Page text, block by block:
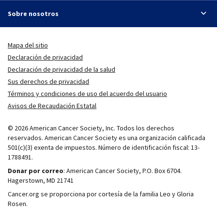
Sobre nosotros
Mapa del sitio
Declaración de privacidad
Declaración de privacidad de la salud
Sus derechos de privacidad
Términos y condiciones de uso del acuerdo del usuario
Avisos de Recaudación Estatal
© 2026 American Cancer Society, Inc. Todos los derechos
reservados. American Cancer Society es una organización calificada
501(c)(3) exenta de impuestos. Número de identificación fiscal: 13-
1788491.
Donar por correo: American Cancer Society, P.O. Box 6704.
Hagerstown, MD 21741
Cancer.org se proporciona por cortesía de la familia Leo y Gloria
Rosen.